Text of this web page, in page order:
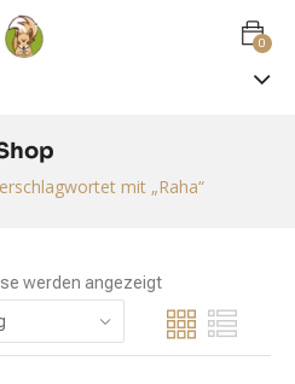
0
mit „Raha“
werden angezeigt